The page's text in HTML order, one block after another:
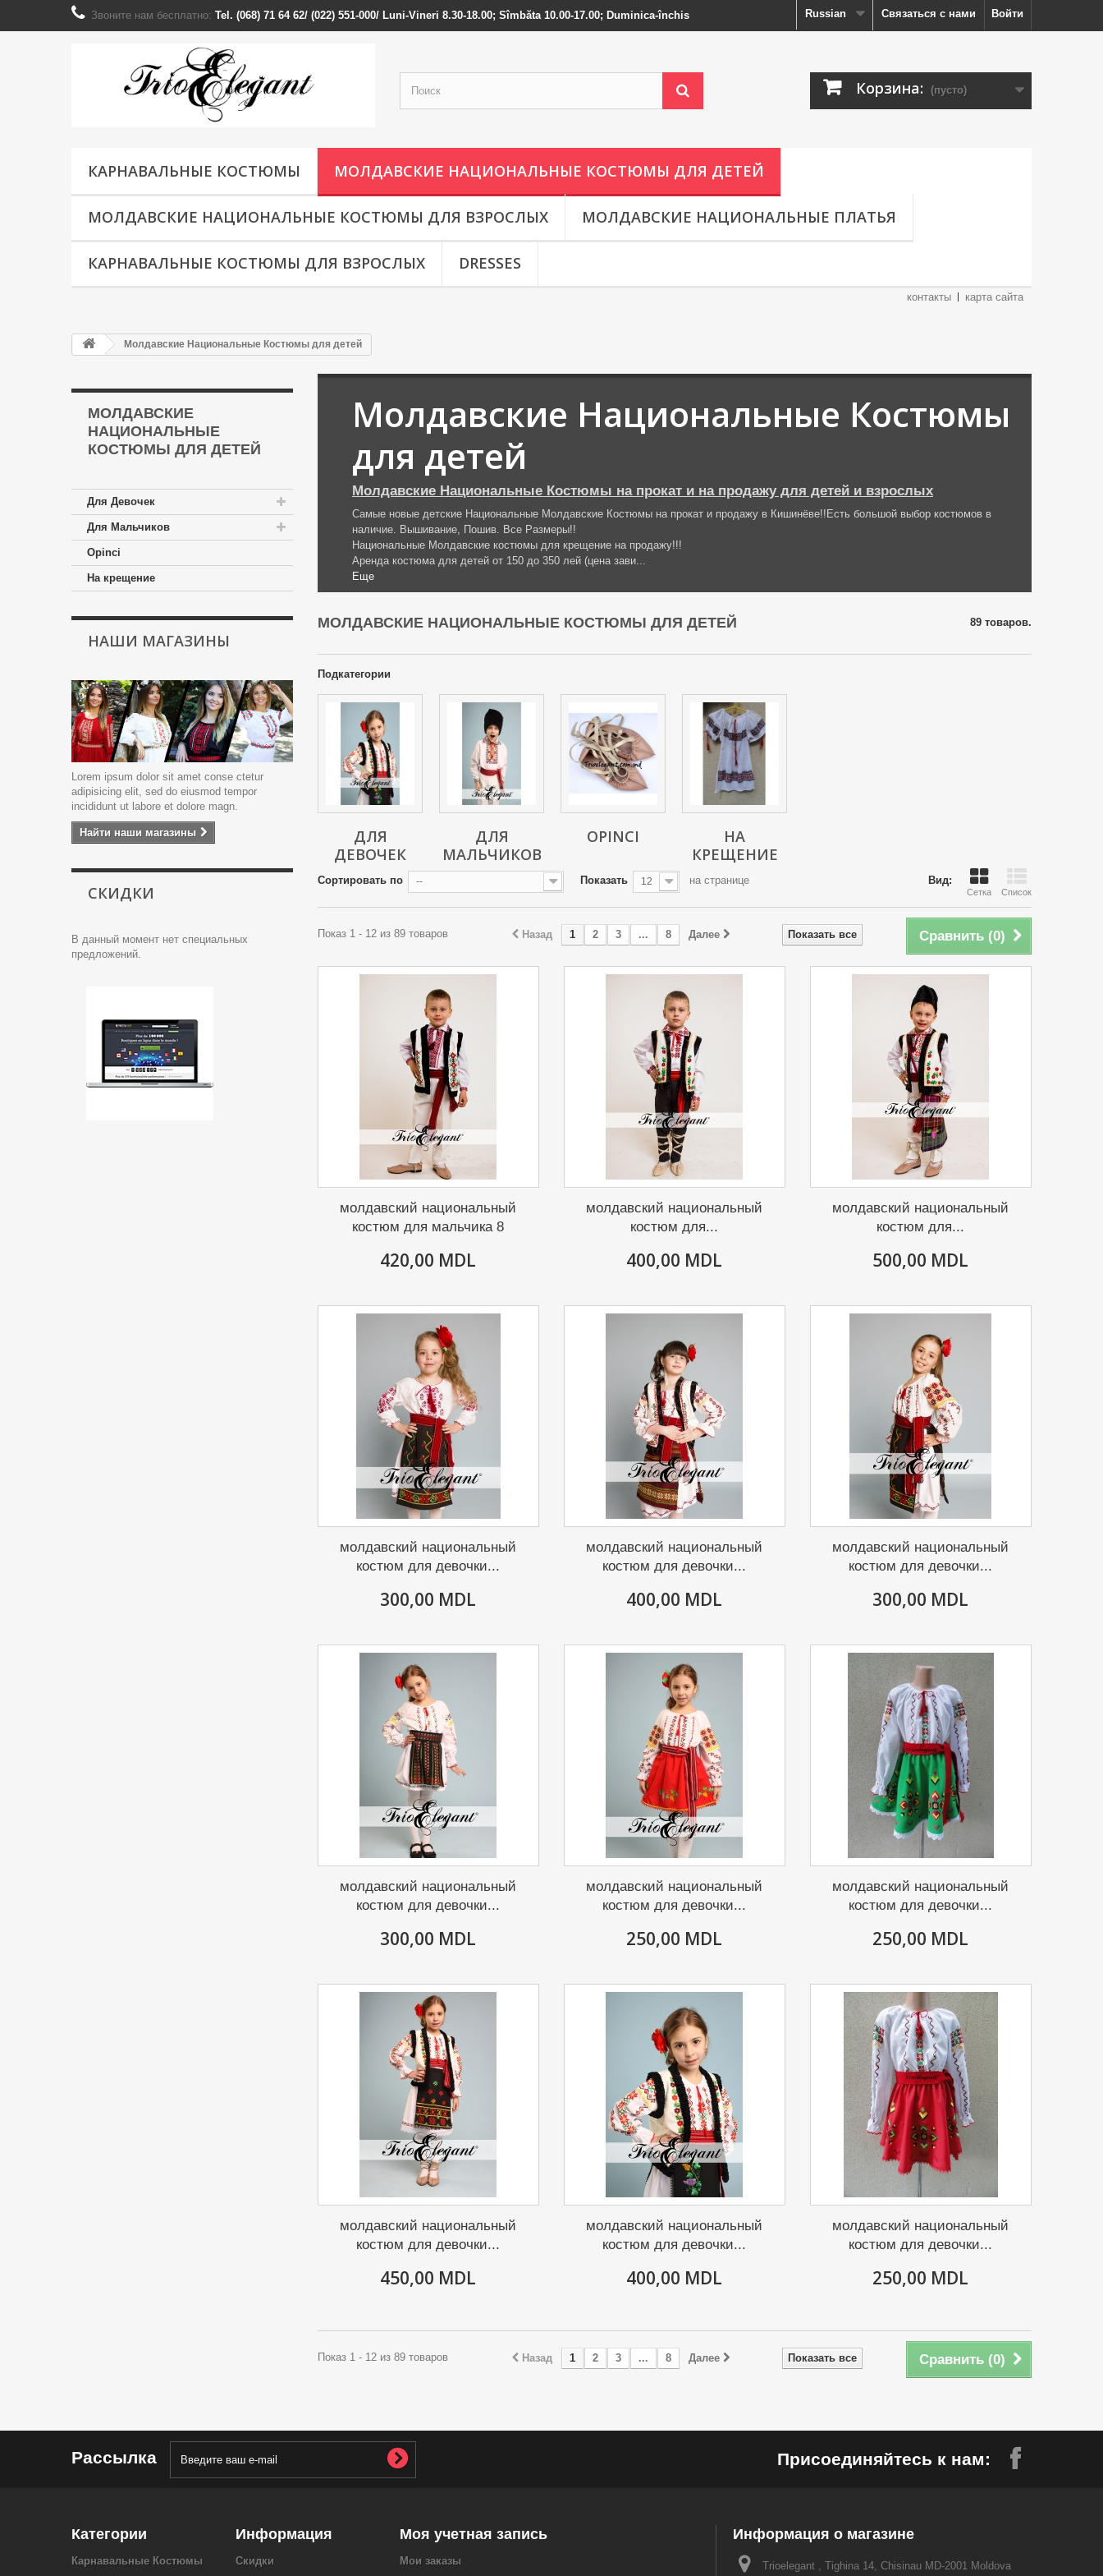
Войти
Связаться с нами
Звоните нам бесплатно: Tel. (068) 71 64 62/ (022) 551-000/ Luni-Vineri 8.30-18.00; Sîmbăta 10.00-17.00; Duminica-închis Russian
Корзина: (пусто)
КАРНАВАЛЬНЫЕ КОСТЮМЫ МОЛДАВСКИЕ НАЦИОНАЛЬНЫЕ КОСТЮМЫ ДЛЯ ДЕТЕЙ
МОЛДАВСКИЕ НАЦИОНАЛЬНЫЕ КОСТЮМЫ ДЛЯ ВЗРОСЛЫХ МОЛДАВСКИЕ НАЦИОНАЛЬНЫЕ ПЛАТЬЯ
КАРНАВАЛЬНЫЕ КОСТЮМЫ ДЛЯ ВЗРОСЛЫХ DRESSES
контакты карта сайта
Молдавские Национальные Костюмы для детей
МОЛДАВСКИЕ
НАЦИОНАЛЬНЫЕ
КОСТЮМЫ ДЛЯ ДЕТЕЙ
Для Девочек
Для Мальчиков
Opinci
На крещение
НАШИ МАГАЗИНЫ
Lorem ipsum dolor sit amet conse ctetur
adipisicing elit, sed do eiusmod tempor
incididunt ut labore et dolore magn.
Найти наши магазины
СКИДКИ
В данный момент нет специальных
предложений.
Молдавские Национальные Костюмы
для детей
Молдавские Национальные Костюмы на прокат и на продажу для детей и взрослых
Самые новые детские Национальные Молдавские Костюмы на прокат и продажу в Кишинёве!!Есть большой выбор костюмов в
наличие. Вышивание, Пошив. Все Размеры!!
Национальные Молдавские костюмы для крещение на продажу!!!
Аренда костюма для детей от 150 до 350 лей (цена зави...
Еще
МОЛДАВСКИЕ НАЦИОНАЛЬНЫЕ КОСТЮМЫ ДЛЯ ДЕТЕЙ 89 товаров.
Подкатегории
ДЛЯ
ДЕВОЧЕК
ДЛЯ
МАЛЬЧИКОВ
OPINCI
НА
КРЕЩЕНИЕ
Вид:
Сетка Список
Сортировать по -- Показать 12 на странице
Сравнить (0)
Показать все
Назад 1 2 3 ... 8 Далее
Показ 1 - 12 из 89 товаров
молдавский национальный
костюм для мальчика 8
420,00 MDL
молдавский национальный
костюм для...
400,00 MDL
молдавский национальный
костюм для...
500,00 MDL
молдавский национальный
костюм для девочки...
300,00 MDL
молдавский национальный
костюм для девочки...
400,00 MDL
молдавский национальный
костюм для девочки...
300,00 MDL
молдавский национальный
костюм для девочки...
300,00 MDL
молдавский национальный
костюм для девочки...
250,00 MDL
молдавский национальный
костюм для девочки...
250,00 MDL
молдавский национальный
костюм для девочки...
450,00 MDL
молдавский национальный
костюм для девочки...
400,00 MDL
молдавский национальный
костюм для девочки...
250,00 MDL
Сравнить (0)
Показать все
Назад 1 2 3 ... 8 Далее
Показ 1 - 12 из 89 товаров
Рассылка Присоединяйтесь к нам:
Категории
Карнавальные Костюмы
Информация
Скидки
Моя учетная запись
Мои заказы
Информация о магазине
Trioelegant , Tighina 14, Chisinau MD-2001 Moldova